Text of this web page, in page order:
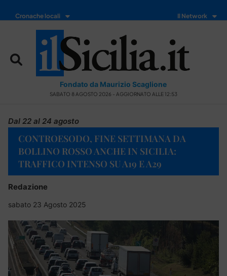
Cronache locali Il Network
Fondato da Maurizio Scaglione
SABATO 8 AGOSTO 2026 - AGGIORNATO ALLE 12:53
Dal 22 al 24 agosto
CONTROESODO, FINE SETTIMANA DA
BOLLINO ROSSO ANCHE IN SICILIA:
TRAFFICO INTENSO SU A19 E A29
Redazione
sabato 23 Agosto 2025